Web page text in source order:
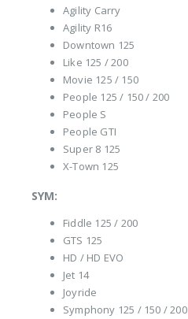
Agility Carry
Agility R16
Downtown 125
Like 125 / 200
Movie 125 / 150
People 125 / 150 / 200
People S
People GTI
Super 8 125
X-Town 125
SYM:
Fiddle 125 / 200
GTS 125
HD / HD EVO
Jet 14
Joyride
Symphony 125 / 150 / 200